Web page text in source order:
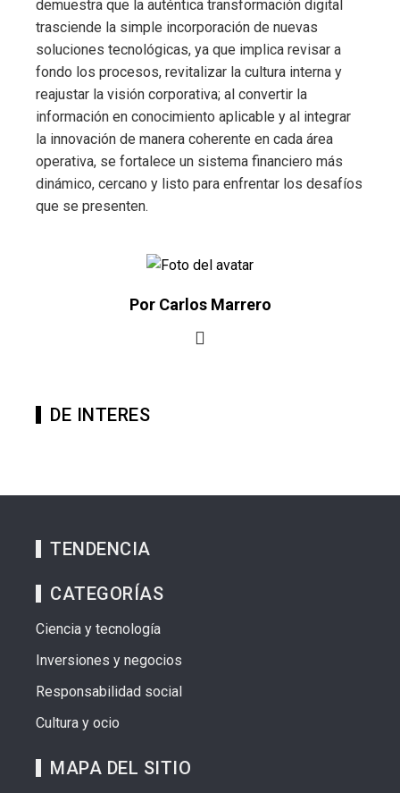
demuestra que la auténtica transformación digital
trasciende la simple incorporación de nuevas
soluciones tecnológicas, ya que implica revisar a
fondo los procesos, revitalizar la cultura interna y
reajustar la visión corporativa; al convertir la
información en conocimiento aplicable y al integrar
la innovación de manera coherente en cada área
operativa, se fortalece un sistema financiero más
dinámico, cercano y listo para enfrentar los desafíos
que se presenten.
Por Carlos Marrero
DE INTERES
TENDENCIA
CATEGORÍAS
Ciencia y tecnología
Inversiones y negocios
Responsabilidad social
Cultura y ocio
MAPA DEL SITIO